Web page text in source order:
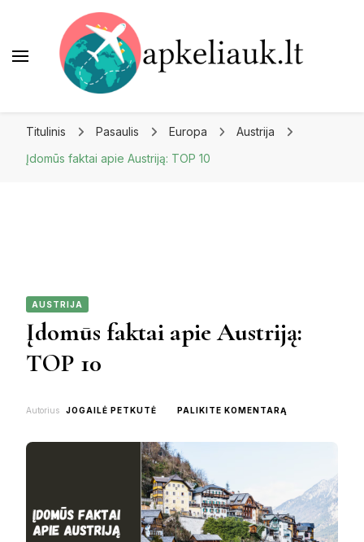
Titulinis Pasaulis Europa
Austrija
Įdomūs faktai apie Austriją: TOP 10
AUSTRIJA
Įdomūs faktai apie Austriją:
TOP 10
Autorius JOGAILĖ PETKUTĖ PALIKITE KOMENTARĄ
10